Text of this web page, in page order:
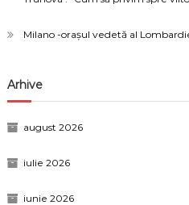
Milano -orașul vedetă al
Arhive
august 2026
iulie 2026
iunie 2026